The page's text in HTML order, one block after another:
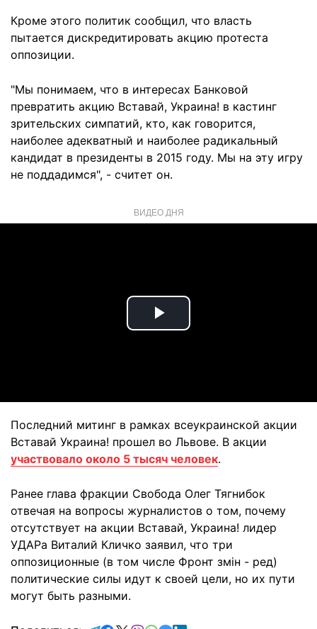
Кроме этого политик сообщил, что власть
пытается дискредитировать акцию протеста
оппозиции.
"Мы понимаем, что в интересах Банковой
превратить акцию Вставай, Украина! в кастинг
зрительских симпатий, кто, как говорится,
наиболее адекватный и наиболее радикальный
кандидат в президенты в 2015 году. Мы на эту игру
не поддадимся", - считет он.
ВИДЕО ДНЯ
Play
Последний митинг в рамках всеукраинской акции
Вставай Украина! прошел во Львове. В акции
участвовало около 5 тысяч человек.
Ранее глава фракции Свобода Олег Тягнибок
отвечая на вопросы журналистов о том, почему
отсутствует на акции Вставай, Украина! лидер
УДАРа Виталий Кличко заявил, что три
оппозиционные (в том числе Фронт змін - ред)
политические силы идут к своей цели, но их пути
могут быть разными.